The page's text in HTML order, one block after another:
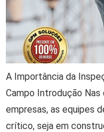
A Importância da
Campo Introdução
empresas, as equipes
crítico, seja em